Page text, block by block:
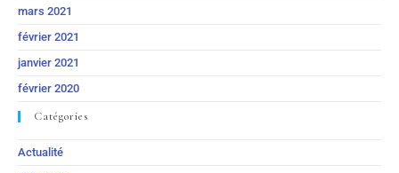
mars 2021
février 2021
janvier 2021
février 2020
Catégories
Actualité